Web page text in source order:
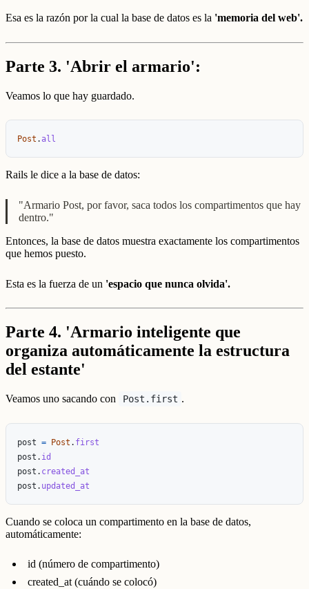
Esa es la razón por la cual la base de datos es la 'memoria del web'.
Parte 3. 'Abrir el armario':
Veamos lo que hay guardado.
Post . all
Rails le dice a la base de datos:
"Armario Post, por favor, saca todos los compartimentos que hay
dentro."
Entonces, la base de datos muestra exactamente los compartimentos
que hemos puesto.
Esta es la fuerza de un 'espacio que nunca olvida'.
Parte 4. 'Armario inteligente que
organiza automáticamente la estructura
del estante'
Veamos uno sacando con Post.first .
post = Post . first
post . id
post . created_at
post . updated_at
Cuando se coloca un compartimento en la base de datos,
automáticamente:
id (número de compartimento)
created_at (cuándo se colocó)